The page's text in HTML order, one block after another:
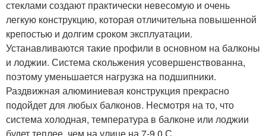
стеклами создают практически невесомую и очень
легкую конструкцию, которая отличительна повышенной
крепостью и долгим сроком эксплуатации.
Устанавливаются такие профили в основном на балконы
и лоджии. Система скольжения усовершенствованна,
поэтому уменьшается нагрузка на подшипники.
Раздвижная алюминиевая конструкция прекрасно
подойдет для любых балконов. Несмотря на то, что
система холодная, температура в балконе или лоджии